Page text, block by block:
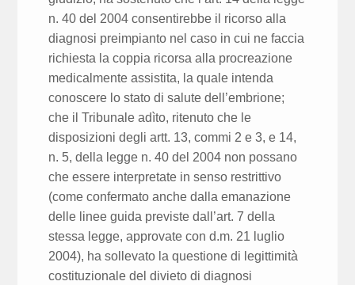
n. 40 del 2004 consentirebbe il ricorso alla
diagnosi preimpianto nel caso in cui ne faccia
richiesta la coppia ricorsa alla procreazione
medicalmente assistita, la quale intenda
conoscere lo stato di salute dell’embrione;
che il Tribunale adìto, ritenuto che le
disposizioni degli artt. 13, commi 2 e 3, e 14,
n. 5, della legge n. 40 del 2004 non possano
che essere interpretate in senso restrittivo
(come confermato anche dalla emanazione
delle linee guida previste dall’art. 7 della
stessa legge, approvate con d.m. 21 luglio
2004), ha sollevato la questione di legittimità
costituzionale del divieto di diagnosi